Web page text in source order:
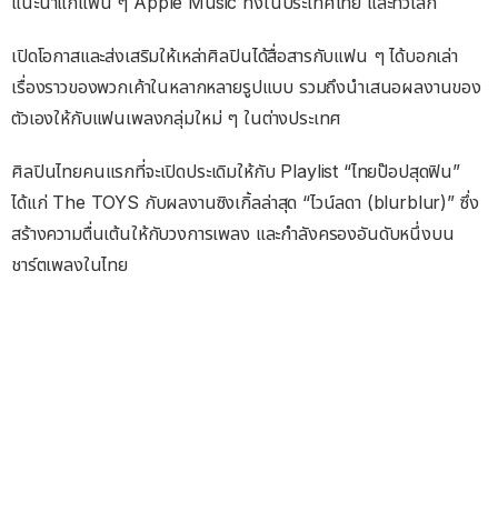
เปิดโอกาสและส่งเสริมให้เหล่าศิลปินได้สื่อสารกับแฟน ๆ ได้บอกเล่า
เรื่องราวของพวกเค้าในหลากหลายรูปแบบ รวมถึงนำเสนอผลงานของ
ตัวเองให้กับแฟนเพลงกลุ่มใหม่ ๆ ในต่างประเทศ
ศิลปินไทยคนแรกที่จะเปิดประเดิมให้กับ Playlist “ไทยป๊อปสุดฟิน”
ได้แก่ The TOYS กับผลงานซิงเกิ้ลล่าสุด “ไวน์ลดา (blurblur)” ซึ่ง
สร้างความตื่นเต้นให้กับวงการเพลง และกำลังครองอันดับหนึ่งบน
ชาร์ตเพลงในไทย